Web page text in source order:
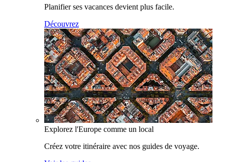
Planifier ses vacances devient plus facile.
Découvrez
Explorez l'Europe comme un local
Créez votre itinéraire avec nos guides de voyage.